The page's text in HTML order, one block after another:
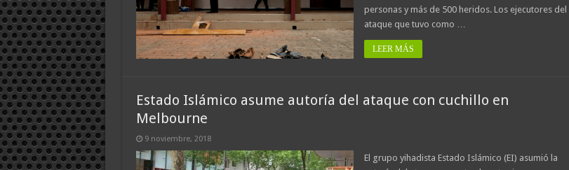
personas y más de 500 heridos. Los ejecutores del
ataque que tuvo como …
LEER MÁS
Estado Islámico asume autoría del ataque con cuchillo en
Melbourne
9 noviembre, 2018
El grupo yihadista Estado Islámico (EI) asumió la